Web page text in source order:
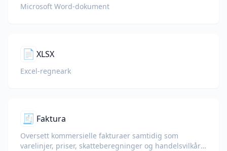
Microsoft Word-dokument
📄 XLSX
Excel-regneark
🧾 Faktura
Oversett kommersielle fakturaer samtidig som
varelinjer, priser, skatteberegninger og handelsvilkår